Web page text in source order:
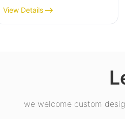
للإضاءة الداخلية في المصانع
الصناعية والصالات الرياضية
View Details
we welcome custom